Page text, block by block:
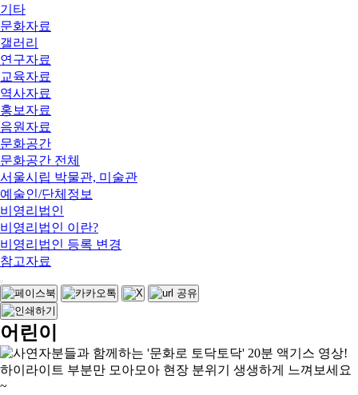
기타
문화자료
갤러리
연구자료
교육자료
역사자료
홍보자료
음원자료
문화공간
문화공간 전체
서울시립 박물관, 미술관
예술인/단체정보
비영리법인
비영리법인 이란?
비영리법인 등록 변경
참고자료
어린이